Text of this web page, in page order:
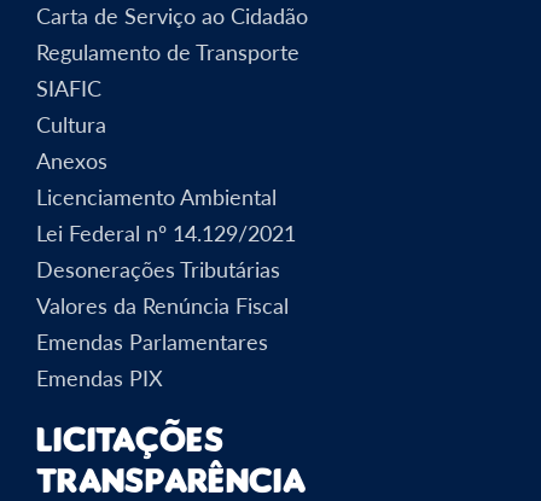
Carta de Serviço ao Cidadão
Regulamento de Transporte
SIAFIC
Cultura
Anexos
Licenciamento Ambiental
Lei Federal nº 14.129/2021
Desonerações Tributárias
Valores da Renúncia Fiscal
Emendas Parlamentares
Emendas PIX
Licitações
Transparência